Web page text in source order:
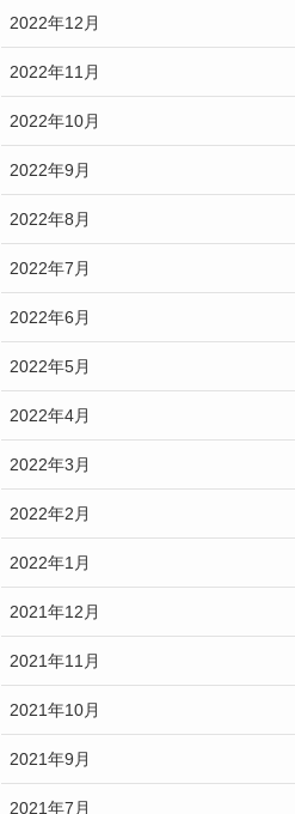
2022年12月
2022年11月
2022年10月
2022年9月
2022年8月
2022年7月
2022年6月
2022年5月
2022年4月
2022年3月
2022年2月
2022年1月
2021年12月
2021年11月
2021年10月
2021年9月
2021年7月